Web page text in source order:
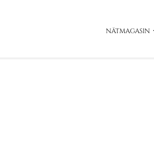
NÄTMAGASIN